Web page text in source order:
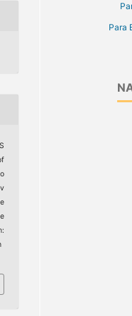
Para